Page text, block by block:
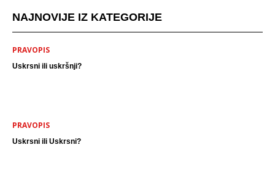
NAJNOVIJE IZ KATEGORIJE
PRAVOPIS
Uskrsni ili uskršnji?
PRAVOPIS
Uskrsni ili Uskrsni?